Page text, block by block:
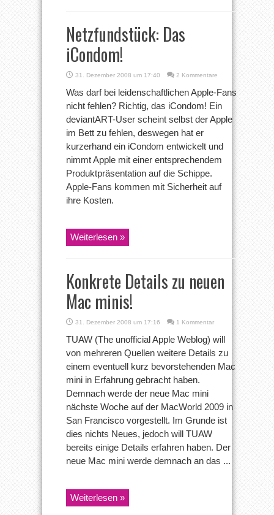
Netzfundstück: Das
iCondom!
31. Dezember 2008 um 17:40 2 Kommentare
Was darf bei leidenschaftlichen Apple-Fans
nicht fehlen? Richtig, das iCondom! Ein
deviantART-User scheint selbst der Apple
im Bett zu fehlen, deswegen hat er
kurzerhand ein iCondom entwickelt und
nimmt Apple mit einer entsprechendem
Produktpräsentation auf die Schippe.
Apple-Fans kommen mit Sicherheit auf
ihre Kosten.
Weiterlesen »
Konkrete Details zu neuen
Mac minis!
31. Dezember 2008 um 17:16 1 Kommentar
TUAW (The unofficial Apple Weblog) will
von mehreren Quellen weitere Details zu
einem eventuell kurz bevorstehenden Mac
mini in Erfahrung gebracht haben.
Demnach werde der neue Mac mini
nächste Woche auf der MacWorld 2009 in
San Francisco vorgestellt. Im Grunde ist
dies nichts Neues, jedoch will TUAW
bereits einige Details erfahren haben. Der
neue Mac mini werde demnach an das ...
Weiterlesen »